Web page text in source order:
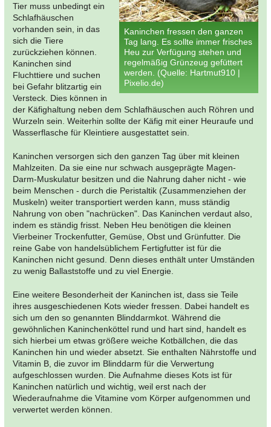
Kaninchen fressen den ganzen
Tag lang. Es sollte immer frisches
Heu zur Verfügung stehen und
regelmäßig Grünzeug gefüttert
werden. (Quelle: Hartmut910 |
Pixelio.de)
Tier muss unbedingt ein
Schlafhäuschen
vorhanden sein, in das
sich die Tiere
zurückziehen können.
Kaninchen sind
Fluchttiere und suchen
bei Gefahr blitzartig ein
Versteck. Dies können in
der Käfighaltung neben dem Schlafhäuschen auch Röhren und
Wurzeln sein. Weiterhin sollte der Käfig mit einer Heuraufe und
Wasserflasche für Kleintiere ausgestattet sein.
Kaninchen versorgen sich den ganzen Tag über mit kleinen
Mahlzeiten. Da sie eine nur schwach ausgeprägte Magen-
Darm-Muskulatur besitzen und die Nahrung daher nicht - wie
beim Menschen - durch die Peristaltik (Zusammenziehen der
Muskeln) weiter transportiert werden kann, muss ständig
Nahrung von oben "nachrücken". Das Kaninchen verdaut also,
indem es ständig frisst. Neben Heu benötigen die kleinen
Vierbeiner Trockenfutter, Gemüse, Obst und Grünfutter. Die
reine Gabe von handelsüblichem Fertigfutter ist für die
Kaninchen nicht gesund. Denn dieses enthält unter Umständen
zu wenig Ballaststoffe und zu viel Energie.
Eine weitere Besonderheit der Kaninchen ist, dass sie Teile
ihres ausgeschiedenen Kots wieder fressen. Dabei handelt es
sich um den so genannten Blinddarmkot. Während die
gewöhnlichen Kaninchenköttel rund und hart sind, handelt es
sich hierbei um etwas größere weiche Kotbällchen, die das
Kaninchen hin und wieder absetzt. Sie enthalten Nährstoffe und
Vitamin B, die zuvor im Blinddarm für die Verwertung
aufgeschlossen wurden. Die Aufnahme dieses Kots ist für
Kaninchen natürlich und wichtig, weil erst nach der
Wiederaufnahme die Vitamine vom Körper aufgenommen und
verwertet werden können.